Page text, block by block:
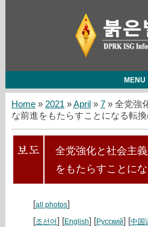
MENU
Home» 2021 »April » 7» 全党強
な前進をもたらすことになる転
全党強化と社会主
をもたらすことに
[all photos]
[조선어] [English] [Русский] [中国